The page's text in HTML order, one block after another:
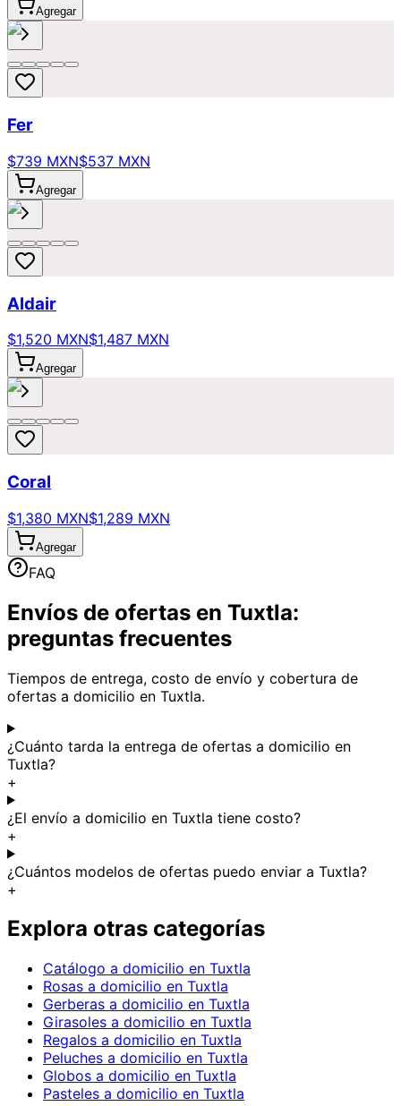
Agregar
Fer
$739 MXN$537 MXN
Agregar
Aldair
$1,520 MXN$1,487 MXN
Agregar
Coral
$1,380 MXN$1,289 MXN
Agregar
FAQ
Envíos de ofertas en Tuxtla:
preguntas frecuentes
Tiempos de entrega, costo de envío y cobertura de
ofertas a domicilio en Tuxtla.
¿Cuánto tarda la entrega de ofertas a domicilio en
Tuxtla?
+
¿El envío a domicilio en Tuxtla tiene costo?
+
¿Cuántos modelos de ofertas puedo enviar a Tuxtla?
+
Explora otras categorías
Catálogo a domicilio en Tuxtla
Rosas a domicilio en Tuxtla
Gerberas a domicilio en Tuxtla
Girasoles a domicilio en Tuxtla
Regalos a domicilio en Tuxtla
Peluches a domicilio en Tuxtla
Globos a domicilio en Tuxtla
Pasteles a domicilio en Tuxtla